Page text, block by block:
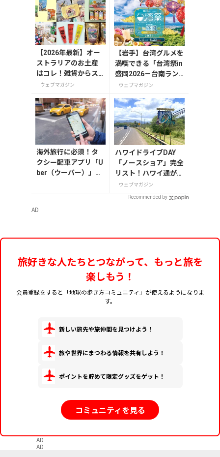
【2026年最新】オー
ストラリアのお土産
はコレ！雑貨からス
ーパーでも買えるグ
ウェブマガジン
【岩手】台湾グルメを
満喫できる「台湾祭in
盛岡2026－台南ラン
タン祭－」が7月11日
ウェブマガジン
海外旅行に必須！タ
クシー配車アプリ「U
ber（ウーバー）」の
ハワイドライブDAY
「ノースショア」完全
リスト！ハワイ通が教
えるマイマップ作成の
ヒント
ウェブマガジン
Recommended by
AD
旅好きな人たちとつながって、もっと旅を
楽しもう！
会員登録をすると「地球の歩き方コミュニティ」が使えるようになりま
す。
新しい旅先や旅仲間を見つけよう！
旅や世界にまつわる情報を共有しよう！
ポイントを貯めて限定グッズをゲット！
コミュニティを見る
AD
AD